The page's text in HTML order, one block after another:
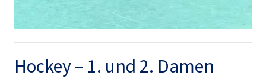
Hockey – 1. und 2. Damen